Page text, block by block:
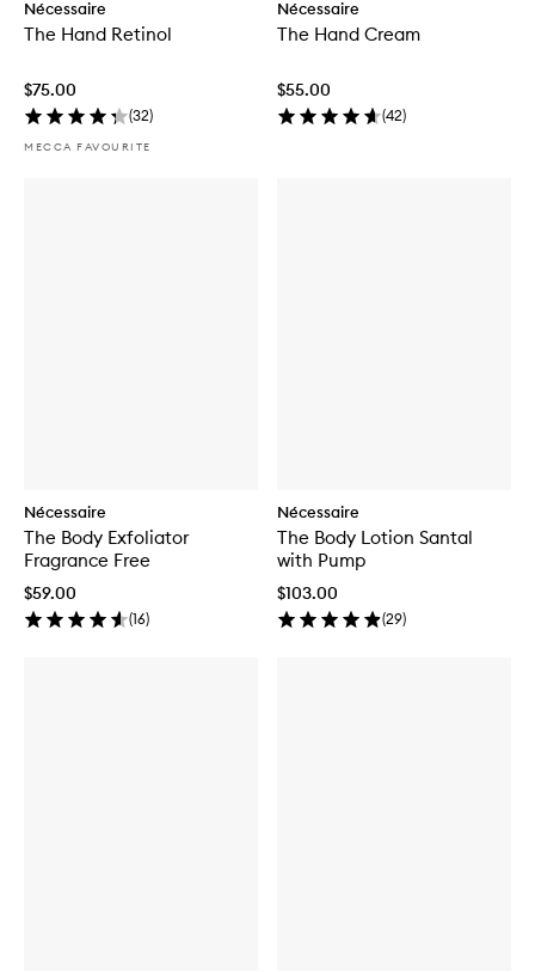
Nécessaire
The Hand Retinol
$75.00
(32)
MECCA FAVOURITE
Nécessaire
The Hand Cream
$55.00
(42)
Nécessaire
The Body Exfoliator
Fragrance Free
$59.00
(16)
Nécessaire
The Body Lotion Santal
with Pump
$103.00
(29)